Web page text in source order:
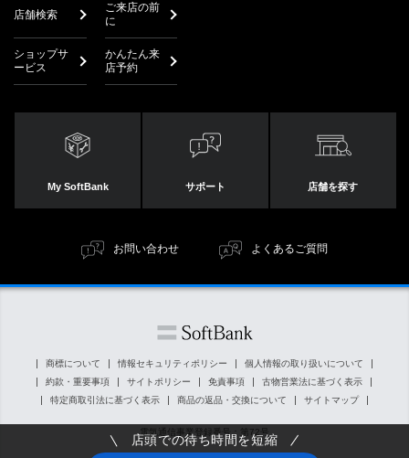
店頭での待ち時間を短縮
店舗検索
ご来店の前
に
ショップサ
ービス
かんたん来
店予約
My SoftBank サポート 店舗を探す
お問い合わせ よくあるご質問
商標について 情報セキュリティポリシー
個人情報の取り扱いについて
約款・重要事項
サイトポリシー 免責事項
古物営業法に基づく表示
特定商取引法に基づく表示
商品の返品・交換について サイトマップ
電気通信事業登録番号：第72号